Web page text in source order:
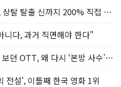
'액션 가이' 재탄생 이동욱, 상탈 탈출 신까지 200% 직접 소화
다, 과거 직면해야 한다"
[김민서의 AI가-중계] 골라 보던 OTT, 왜 다시 ‘본방 사수’를 부르나
전설', 이틀째 한국 영화 1위